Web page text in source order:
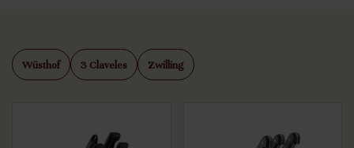
Wüsthof 3 Claveles Zwilling